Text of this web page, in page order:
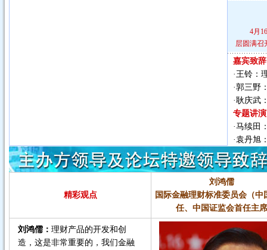
4月
层圆满召
嘉宾致
·王铃：
·郭三野
·耿庆武
专题讲
·马续田
·袁丹旭
精彩观点
刘鸿儒
国际金融理财标准委员会（中
任、中国证监会首任主席
刘鸿儒： 理财产品的开发和创
造，这是非常重要的，我们金融